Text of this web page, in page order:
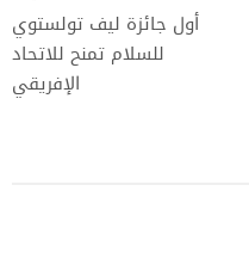
أول جائزة ليف تولستوي
للسلام تمنح للاتحاد
الإفريقي